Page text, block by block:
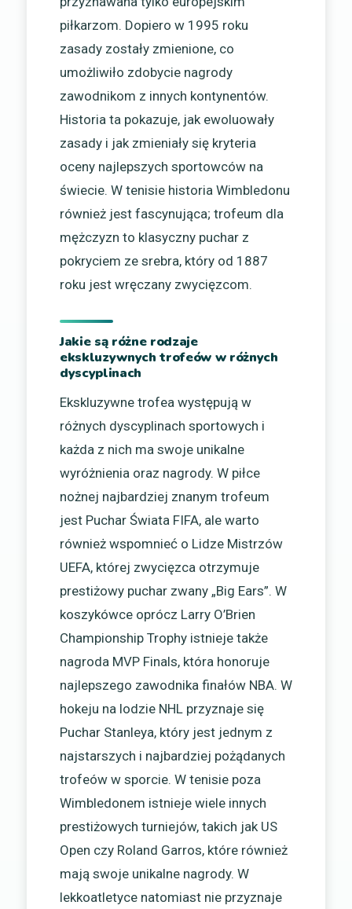
piłkarzom. Dopiero w 1995 roku
zasady zostały zmienione, co
umożliwiło zdobycie nagrody
zawodnikom z innych kontynentów.
Historia ta pokazuje, jak ewoluowały
zasady i jak zmieniały się kryteria
oceny najlepszych sportowców na
świecie. W tenisie historia Wimbledonu
również jest fascynująca; trofeum dla
mężczyzn to klasyczny puchar z
pokryciem ze srebra, który od 1887
roku jest wręczany zwycięzcom.
Jakie są różne rodzaje
ekskluzywnych trofeów w różnych
dyscyplinach
Ekskluzywne trofea występują w
różnych dyscyplinach sportowych i
każda z nich ma swoje unikalne
wyróżnienia oraz nagrody. W piłce
nożnej najbardziej znanym trofeum
jest Puchar Świata FIFA, ale warto
również wspomnieć o Lidze Mistrzów
UEFA, której zwycięzca otrzymuje
prestiżowy puchar zwany „Big Ears”. W
koszykówce oprócz Larry O’Brien
Championship Trophy istnieje także
nagroda MVP Finals, która honoruje
najlepszego zawodnika finałów NBA. W
hokeju na lodzie NHL przyznaje się
Puchar Stanleya, który jest jednym z
najstarszych i najbardziej pożądanych
trofeów w sporcie. W tenisie poza
Wimbledonem istnieje wiele innych
prestiżowych turniejów, takich jak US
Open czy Roland Garros, które również
mają swoje unikalne nagrody. W
lekkoatletyce natomiast nie przyznaje